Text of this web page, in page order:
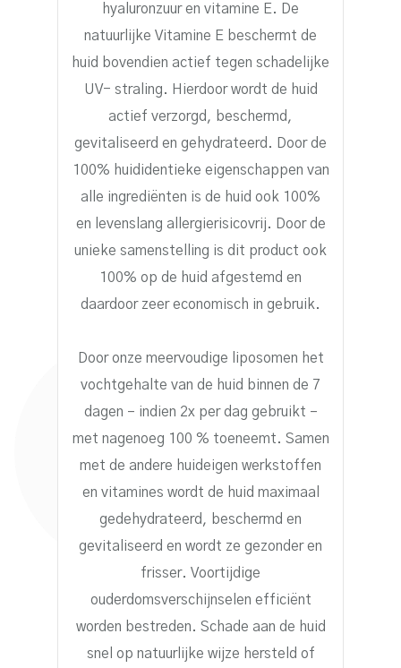
hyaluronzuur en vitamine E. De
natuurlijke Vitamine E beschermt de
huid bovendien actief tegen schadelijke
UV- straling. Hierdoor wordt de huid
actief verzorgd, beschermd,
gevitaliseerd en gehydrateerd. Door de
100% huididentieke eigenschappen van
alle ingrediënten is de huid ook 100%
en levenslang allergierisicovrij. Door de
unieke samenstelling is dit product ook
100% op de huid afgestemd en
daardoor zeer economisch in gebruik.
Door onze meervoudige liposomen het
vochtgehalte van de huid binnen de 7
dagen – indien 2x per dag gebruikt –
met nagenoeg 100 % toeneemt. Samen
met de andere huideigen werkstoffen
en vitamines wordt de huid maximaal
gedehydrateerd, beschermd en
gevitaliseerd en wordt ze gezonder en
frisser. Voortijdige
ouderdomsverschijnselen efficiënt
worden bestreden. Schade aan de huid
snel op natuurlijke wijze hersteld of